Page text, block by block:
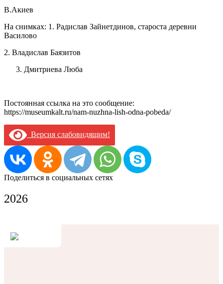
В.Акиев
На снимках: 1. Радислав Зайнетдинов, староста деревни
Василово
2. Владислав Баязитов
Дмитриева Люба
Постоянная ссылка на это сообщение:
https://museumkalt.ru/nam-nuzhna-lish-odna-pobeda/
Версия слабовидящим!
Поделиться в социальных сетях
2026